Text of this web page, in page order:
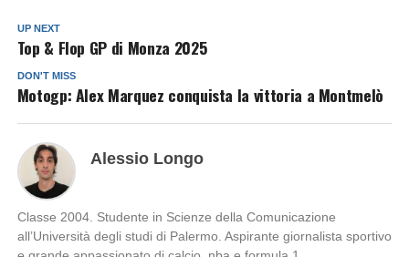
UP NEXT
Top & Flop GP di Monza 2025
DON'T MISS
Motogp: Alex Marquez conquista la vittoria a Montmelò
Alessio Longo
Classe 2004. Studente in Scienze della Comunicazione
all’Università degli studi di Palermo. Aspirante giornalista sportivo